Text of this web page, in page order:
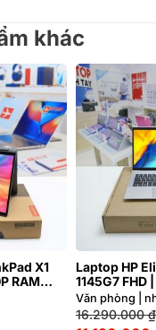
khác
X1
RAM
xách
Laptop HP
1145G7 FHD
99%
Văn phòng |
16.290.000₫